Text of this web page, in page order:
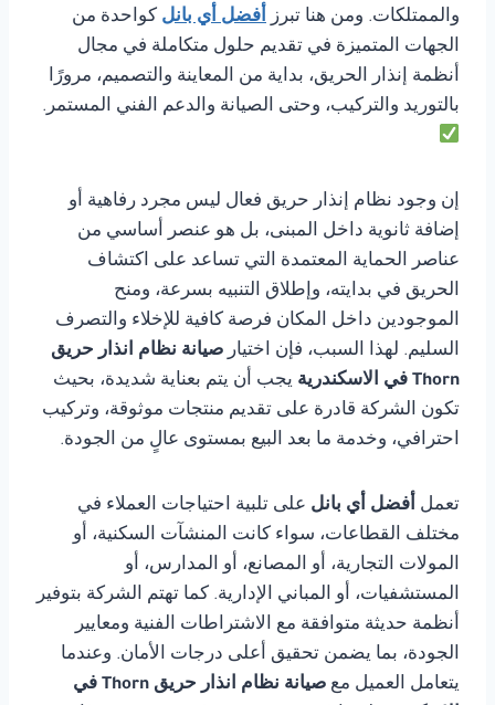
والممتلكات. ومن هنا تبرز أفضل أي بانل كواحدة من
الجهات المتميزة في تقديم حلول متكاملة في مجال
أنظمة إنذار الحريق، بداية من المعاينة والتصميم، مرورًا
بالتوريد والتركيب، وحتى الصيانة والدعم الفني المستمر.
إن وجود نظام إنذار حريق فعال ليس مجرد رفاهية أو
إضافة ثانوية داخل المبنى، بل هو عنصر أساسي من
عناصر الحماية المعتمدة التي تساعد على اكتشاف
الحريق في بدايته، وإطلاق التنبيه بسرعة، ومنح
الموجودين داخل المكان فرصة كافية للإخلاء والتصرف
السليم. لهذا السبب، فإن اختيار صيانة نظام انذار حريق
Thorn في الاسكندرية
يجب أن يتم بعناية شديدة، بحيث
تكون الشركة قادرة على تقديم منتجات موثوقة، وتركيب
احترافي، وخدمة ما بعد البيع بمستوى عالٍ من الجودة.
تعمل أفضل أي بانل على تلبية احتياجات العملاء في
مختلف القطاعات، سواء كانت المنشآت السكنية، أو
المولات التجارية، أو المصانع، أو المدارس، أو
المستشفيات، أو المباني الإدارية. كما تهتم الشركة بتوفير
أنظمة حديثة متوافقة مع الاشتراطات الفنية ومعايير
الجودة، بما يضمن تحقيق أعلى درجات الأمان. وعندما
يتعامل العميل مع
صيانة نظام انذار حريق Thorn في